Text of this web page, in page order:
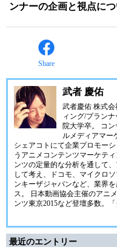
ンナーの企画と視点に
Share
武者 慶佑
武者慶佑 株式
ィング/プラン
院大学卒。 コ
ルメディアマー
シェアコトにて企業プロモー
うアニメコンテンツマーケテ
ンツの定量的な分析を通して
して考え、ドコモ、マイクロ
ンキーザジャパンなど、業界
ス。 日本動画協会主催のアニ
ンツ東京2015など登壇多数。
最近のエントリー